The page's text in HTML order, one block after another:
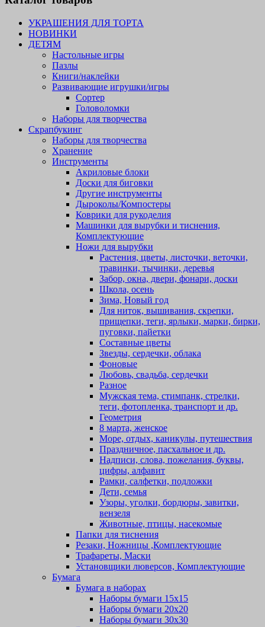
УКРАШЕНИЯ ДЛЯ ТОРТА
НОВИНКИ
ДЕТЯМ
Настольные игры
Пазлы
Книги/наклейки
Развивающие игрушки/игры
Сортер
Головоломки
Наборы для творчества
Скрапбукинг
Наборы для творчества
Хранение
Инструменты
Акриловые блоки
Доски для биговки
Другие инструменты
Дыроколы/Компостеры
Коврики для рукоделия
Машинки для вырубки и тиснения,
Комплектующие
Ножи для вырубки
Растения, цветы, листочки, веточки,
травинки, тычинки, деревья
Забор, окна, двери, фонари, доски
Школа, осень
Зима, Новый год
Для ниток, вышивания, скрепки,
прищепки, теги, ярлыки, марки, бирки,
пуговки, пайетки
Составные цветы
Звезды, сердечки, облака
Фоновые
Любовь, свадьба, сердечки
Разное
Мужская тема, стимпанк, стрелки,
теги, фотопленка, транспорт и др.
Геометрия
8 марта, женское
Море, отдых, каникулы, путешествия
Праздничное, пасхальное и др.
Надписи, слова, пожелания, буквы,
цифры, алфавит
Рамки, салфетки, подложки
Дети, семья
Узоры, уголки, бордюры, завитки,
вензеля
Животные, птицы, насекомые
Папки для тиснения
Резаки, Ножницы ,Комплектующие
Трафареты, Маски
Установщики люверсов, Комплектующие
Бумага
Бумага в наборах
Наборы бумаги 15х15
Наборы бумаги 20х20
Наборы бумаги 30х30